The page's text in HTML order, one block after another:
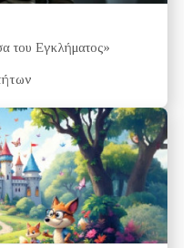
του Εγκλήματος»